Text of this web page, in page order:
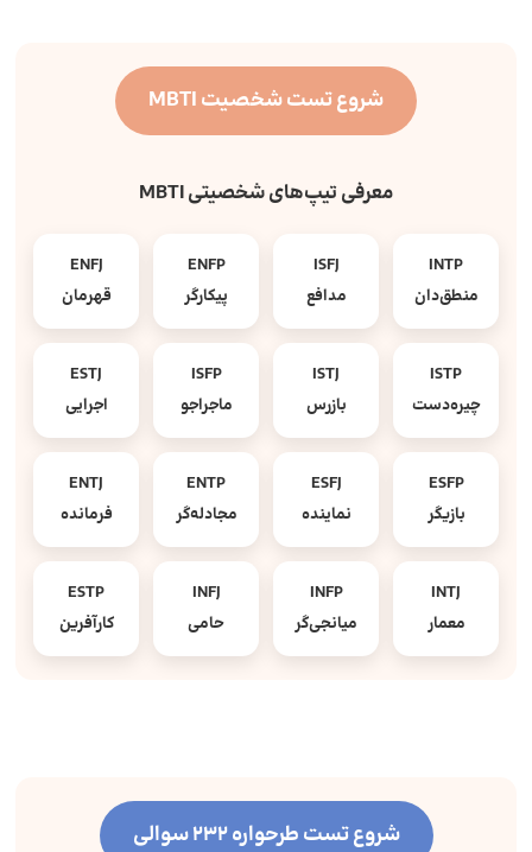
شروع تست شخصیت MBTI
معرفی تیپ‌های شخصیتی MBTI
INTP
منطق‌دان
ISFJ
مدافع
ENFP
پیکارگر
ENFJ
قهرمان
ISTP
چیره‌دست
ISTJ
بازرس
ISFP
ماجراجو
ESTJ
اجرایی
ESFP
بازیگر
ESFJ
نماینده
ENTP
مجادله‌گر
ENTJ
فرمانده
INTJ
معمار
INFP
میانجی‌گر
INFJ
حامی
ESTP
کارآفرین
شروع تست طرحواره 232 سوالی